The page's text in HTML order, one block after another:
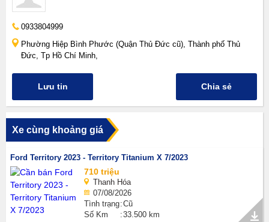
0933804999
Phường Hiệp Bình Phước (Quận Thủ Đức cũ), Thành phố Thủ
Đức, Tp Hồ Chí Minh,
Lưu tin Chia sẻ
Xe cùng khoảng giá
Ford Territory 2023 - Territory Titanium X 7/2023
710 triệu
Thanh Hóa
07/08/2026
Tình trạng Cũ
Số Km
33.500 km